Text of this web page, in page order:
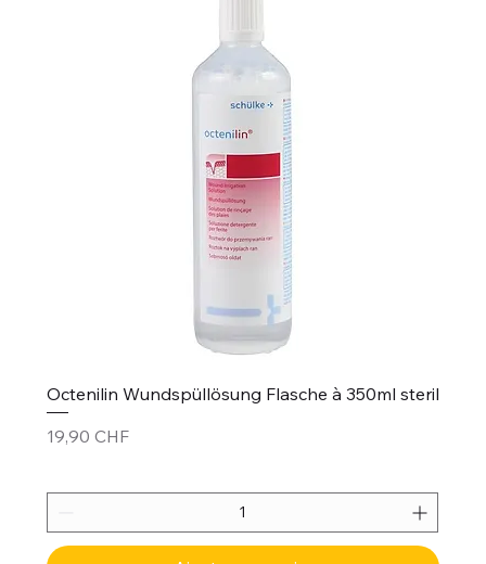
Octenilin Wundspüllösung Flasche à 350ml steril
Prix
19,90 CHF